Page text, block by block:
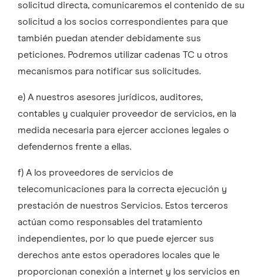
solicitud directa, comunicaremos el contenido de su
solicitud a los socios correspondientes para que
también puedan atender debidamente sus
peticiones. Podremos utilizar cadenas TC u otros
mecanismos para notificar sus solicitudes.
e) A nuestros asesores jurídicos, auditores,
contables y cualquier proveedor de servicios, en la
medida necesaria para ejercer acciones legales o
defendernos frente a ellas.
f) A los proveedores de servicios de
telecomunicaciones para la correcta ejecución y
prestación de nuestros Servicios. Estos terceros
actúan como responsables del tratamiento
independientes, por lo que puede ejercer sus
derechos ante estos operadores locales que le
proporcionan conexión a internet y los servicios en